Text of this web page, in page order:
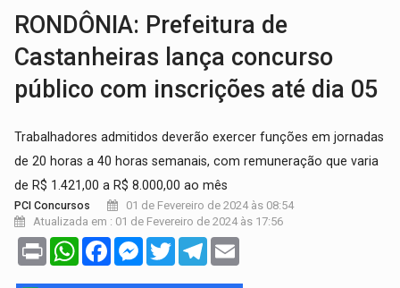
RONDÔNIA: Prefeitura de
Castanheiras lança concurso
público com inscrições até dia 05
Trabalhadores admitidos deverão exercer funções em jornadas
de 20 horas a 40 horas semanais, com remuneração que varia
de R$ 1.421,00 a R$ 8.000,00 ao mês
PCI Concursos
01 de Fevereiro de 2024 às 08:54
Atualizada em : 01 de Fevereiro de 2024 às 17:56
Print WhatsAppFacebookMessenger
TwitterTelegram